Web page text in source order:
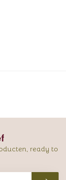
ready to